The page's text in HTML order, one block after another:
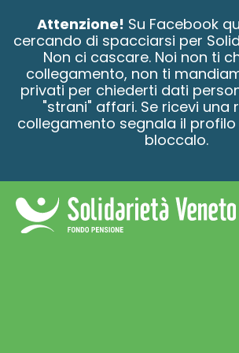
Attenzione! Su Facebook
cercando di spacciarsi per
Non ci cascare. Noi non ti
collegamento, non ti
privati per chiederti dati
"strani" affari. Se ricevi una
collegamento segnala il
bloccalo.